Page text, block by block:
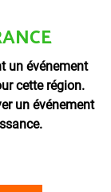
un événement
cette région.
un événement